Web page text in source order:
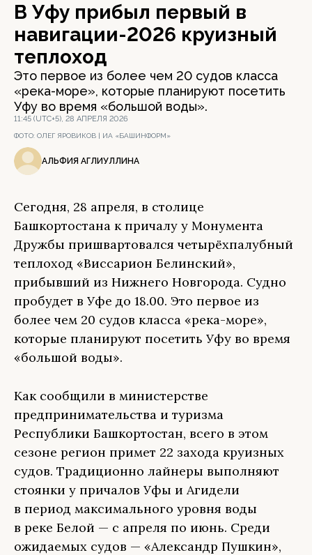
В Уфу прибыл первый в
навигации-2026 круизный
теплоход
Это первое из более чем 20 судов класса
«река-море», которые планируют посетить
Уфу во время «большой воды».
11:45 (UTC+5), 28 АПРЕЛЯ 2026
ФОТО: ОЛЕГ ЯРОВИКОВ | ИА «БАШИНФОРМ»
АЛЬФИЯ АГЛИУЛЛИНА
Сегодня, 28 апреля, в столице
Башкортостана к причалу у Монумента
Дружбы пришвартовался четырёхпалубный
теплоход «Виссарион Белинский»,
прибывший из Нижнего Новгорода. Судно
пробудет в Уфе до 18.00. Это первое из
более чем 20 судов класса «река-море»,
которые планируют посетить Уфу во время
«большой воды».
Как сообщили в министерстве
предпринимательства и туризма
Республики Башкортостан, всего в этом
сезоне регион примет 22 захода круизных
судов. Традиционно лайнеры выполняют
стоянки у причалов Уфы и Агидели
в период максимального уровня воды
в реке Белой — с апреля по июнь. Среди
ожидаемых судов — «Александр Пушкин»,